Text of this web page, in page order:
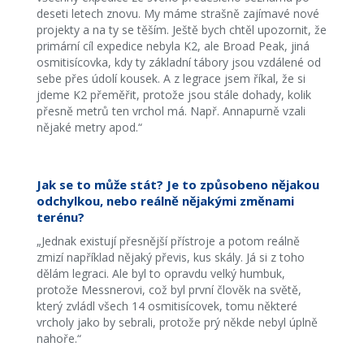
deseti letech znovu. My máme strašně zajímavé nové
projekty a na ty se těším. Ještě bych chtěl upozornit, že
primární cíl expedice nebyla K2, ale Broad Peak, jiná
osmitisícovka, kdy ty základní tábory jsou vzdálené od
sebe přes údolí kousek. A z legrace jsem říkal, že si
jdeme K2 přeměřit, protože jsou stále dohady, kolik
přesně metrů ten vrchol má. Např. Annapurně vzali
nějaké metry apod.“
Jak se to může stát? Je to způsobeno nějakou
odchylkou, nebo reálně nějakými změnami
terénu?
„Jednak existují přesnější přístroje a potom reálně
zmizí například nějaký převis, kus skály. Já si z toho
dělám legraci. Ale byl to opravdu velký humbuk,
protože Messnerovi, což byl první člověk na světě,
který zvládl všech 14 osmitisícovek, tomu některé
vrcholy jako by sebrali, protože prý někde nebyl úplně
nahoře.“